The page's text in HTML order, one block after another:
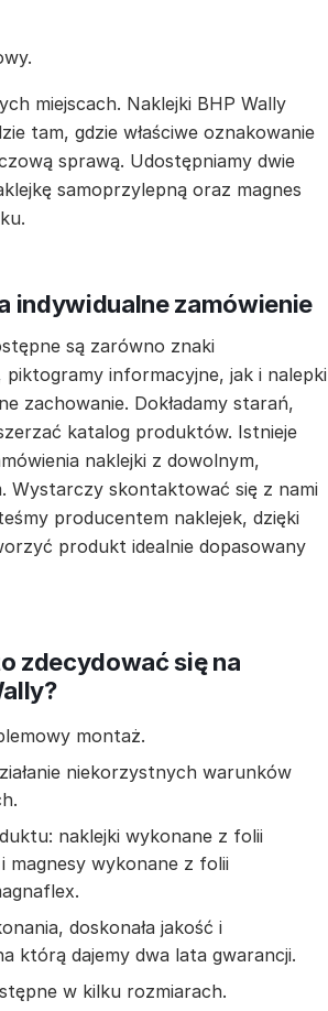
miejscach. Naklejki BHP Wally
tam, gdzie właściwe oznakowanie
sprawą. Udostępniamy dwie
samoprzylepną oraz magnes
indywidualne zamówienie
są zarówno znaki
informacyjne, jak i nalepki
zachowanie. Dokładamy starań,
katalog produktów. Istnieje
naklejki z dowolnym,
Wystarczy skontaktować się z nami
producentem naklejek, dzięki
produkt idealnie dopasowany
zdecydować się na
montaż.
niekorzystnych warunków
naklejki wykonane z folii
magnesy wykonane z folii
doskonała jakość i
którą dajemy dwa lata gwarancji.
w kilku rozmiarach.